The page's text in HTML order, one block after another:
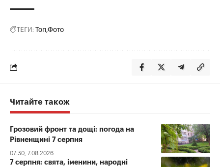
ТЕГИ: ТопФото
Читайте також
Грозовий фронт та дощі: погода на
Рівненщині 7 серпня
07:30, 7.08.2026
7 серпня: свята, іменини, народні